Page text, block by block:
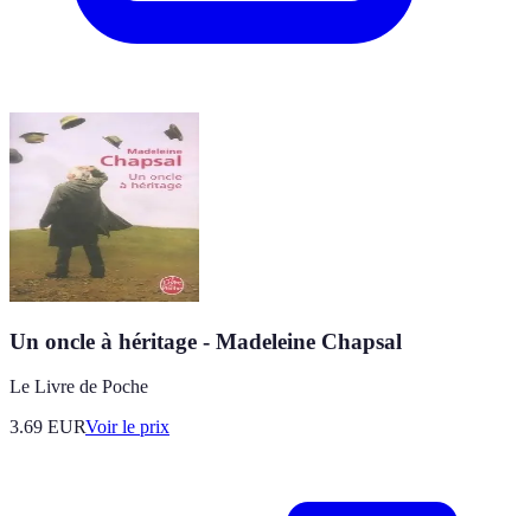
Un oncle à héritage - Madeleine Chapsal
Le Livre de Poche
3.69 EURVoir le prix